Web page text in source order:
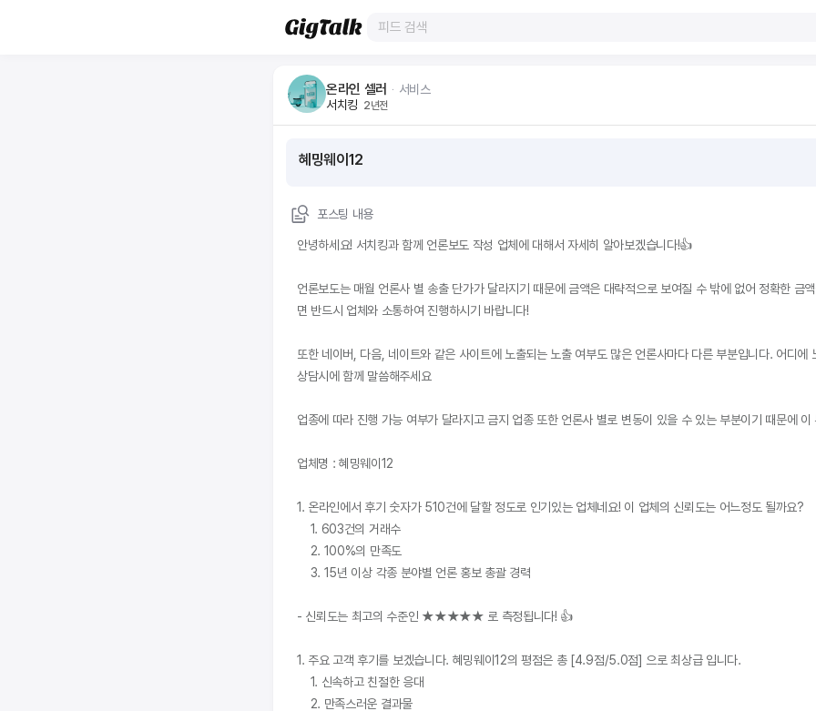
온라인 셀러 ᆞ 서비스
서치킹 2년전
혜밍웨이12
포스팅 내용
안녕하세요! 서치킹과 함께 언론보도 작성 업체에 대해서 자세히 알아보겠습니다!👍
언론보도는 매월 언론사 별 송출 단가가 달라지기 때문에 금액은 대략적으로 보여질 수 밖에 없어 정확한 금
면 반드시 업체와 소통하여 진행하시기 바랍니다!
또한 네이버, 다음, 네이트와 같은 사이트에 노출되는 노출 여부도 많은 언론사마다 다른 부분입니다. 어디에
상담시에 함께 말씀해주세요
업종에 따라 진행 가능 여부가 달라지고 금지 업종 또한 언론사 별로 변동이 있을 수 있는 부분이기 때문에 이
업체명 : 혜밍웨이12
1. 온라인에서 후기 숫자가 510건에 달할 정도로 인기있는 업체네요! 이 업체의 신뢰도는 어느정도 될까요?
- 신뢰도는 최고의 수준인 ★★★★★ 로 측정됩니다! 👍
1. 주요 고객 후기를 보겠습니다. 혜밍웨이12의 평점은 총 [4.9점/5.0점] 으로 최상급 입니다.